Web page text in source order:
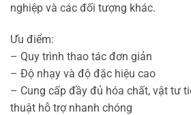
nghiệp và các đối tượng khác.
Ưu điểm:
– Quy trình thao tác đơn giản
– Độ nhạy và độ đặc hiệu cao
– Cung cấp đầy đủ hóa chất, vật tư
thuật hỗ trợ nhanh chóng